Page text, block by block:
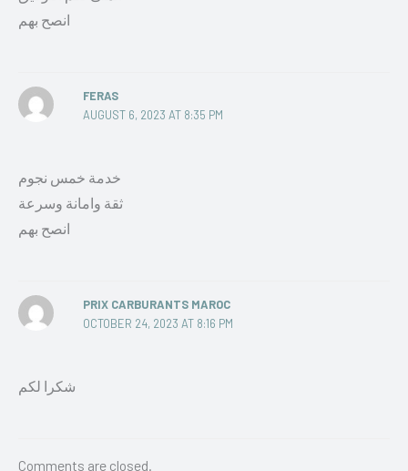
انصح بهم
FERAS
AUGUST 6, 2023 AT 8:35 PM
خدمة خمس نجوم
ثقة وامانة وسرعة
انصح بهم
PRIX CARBURANTS MAROC
OCTOBER 24, 2023 AT 8:16 PM
شكرا لكم
Comments are closed.